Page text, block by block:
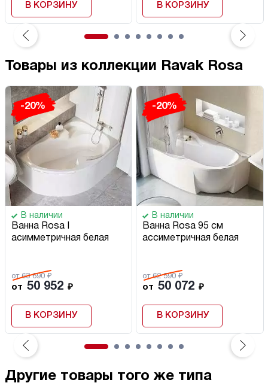
В КОРЗИНУ В КОРЗИНУ
Товары из коллекции Ravak Rosa
-20%
В наличии
Ванна Rosa I
асимметричная белая
от 63 690 ₽
от 50 952 ₽
В КОРЗИНУ
-20%
В наличии
Ванна Rosa 95 см
ассиметричная белая
от 62 590 ₽
от 50 072 ₽
В КОРЗИНУ
Другие товары того же типа